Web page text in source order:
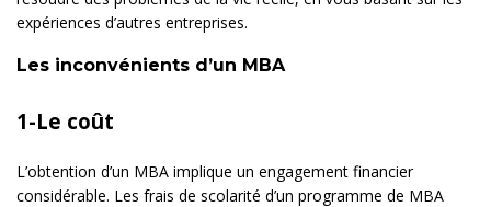
expériences d’autres entreprises.
Les inconvénients d’un MBA
1-Le coût
L’obtention d’un MBA implique un engagement financier
considérable. Les frais de scolarité d’un programme de MBA